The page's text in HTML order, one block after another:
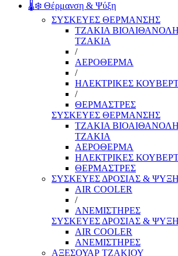
🌡️❄️ Θέρμανση & Ψύξη
ΣΥΣΚΕΥΕΣ ΘΕΡΜΑΝΣΗΣ
ΤΖΑΚΙΑ
ΤΖΑΚΙΑ
/
ΑΕΡΟΘΕΡΜΑ
/
ΗΛΕΚΤΡΙΚΕΣ
/
ΘΕΡΜΑΣΤΡΕΣ
ΣΥΣΚΕΥΕΣ ΘΕΡΜΑΝΣΗΣ
ΤΖΑΚΙΑ
ΤΖΑΚΙΑ
ΑΕΡΟΘΕΡΜΑ
ΗΛΕΚΤΡΙΚΕΣ
ΘΕΡΜΑΣΤΡΕΣ
ΣΥΣΚΕΥΕΣ ΔΡΟΣΙΑΣ &
AIR COOLER
/
ΑΝΕΜΙΣΤΗΡΕΣ
ΣΥΣΚΕΥΕΣ ΔΡΟΣΙΑΣ &
AIR COOLER
ΑΝΕΜΙΣΤΗΡΕΣ
ΑΞΕΣΟΥΑΡ ΤΖΑΚΙΟΥ